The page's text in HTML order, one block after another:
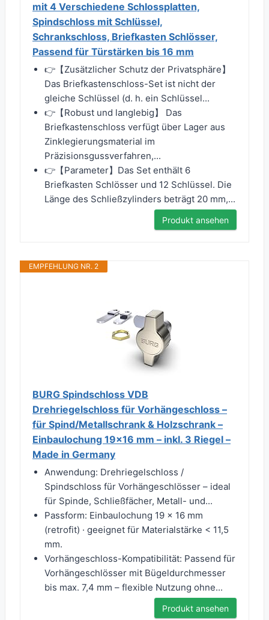
mit 4 Verschiedene Schlossplatten,
Spindschloss mit Schlüssel,
Schrankschloss, Briefkasten Schlösser,
Passend für Türstärken bis 16 mm
👉【Zusätzlicher Schutz der Privatsphäre】
Das Briefkastenschloss-Set ist nicht der
gleiche Schlüssel (d. h. ein Schlüssel...
👉【Robust und langlebig】 Das
Briefkastenschloss verfügt über Lager aus
Zinklegierungsmaterial im
Präzisionsgussverfahren,...
👉【Parameter】Das Set enthält 6
Briefkasten Schlösser und 12 Schlüssel. Die
Länge des Schließzylinders beträgt 20 mm,...
Produkt ansehen
EMPFEHLUNG NR. 2
BURG Spindschloss VDB
Drehriegelschloss für Vorhängeschloss –
für Spind/Metallschrank & Holzschrank –
Einbaulochung 19×16 mm – inkl. 3 Riegel –
Made in Germany
Anwendung: Drehriegelschloss /
Spindschloss für Vorhängeschlösser – ideal
für Spinde, Schließfächer, Metall- und...
Passform: Einbaulochung 19 × 16 mm
(retrofit) · geeignet für Materialstärke < 11,5
mm.
Vorhängeschloss-Kompatibilität: Passend für
Vorhängeschlösser mit Bügeldurchmesser
bis max. 7,4 mm – flexible Nutzung ohne...
Produkt ansehen